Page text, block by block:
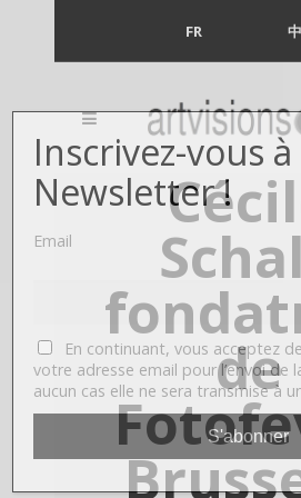
FR
de
Inscrivez-vous
Newsletter !
Email
En continuant, vous acceptez
votre adresse email pour l’envoi de
aucun cas elle ne sera transmise à